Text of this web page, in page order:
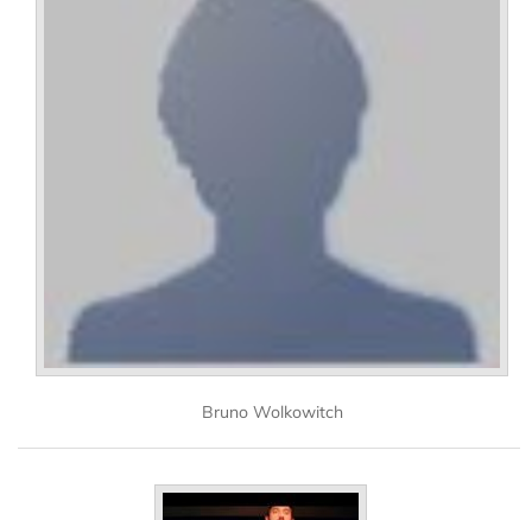
Bruno Wolkowitch